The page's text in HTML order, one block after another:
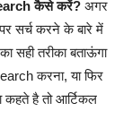
कैसे करें? अगर
सर्च करने के बारे में
सही तरीका बताऊंगा
करना, या फिर
है तो आर्टिकल